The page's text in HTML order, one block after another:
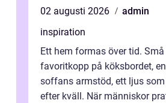
02 augusti 2026
admin
inspiration
Ett hem formas över tid. Små
favoritkopp på köksbordet,
soffans armstöd, ett ljus
efter kväll. När människor